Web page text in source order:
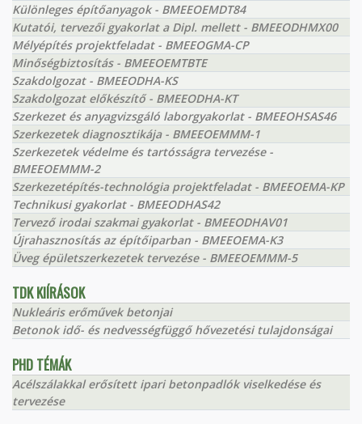
Különleges építőanyagok - BMEEOEMDT84
Kutatói, tervezői gyakorlat a Dipl. mellett - BMEEODHMX00
Mélyépítés projektfeladat - BMEEOGMA-CP
Minőségbiztosítás - BMEEOEMTBTE
Szakdolgozat - BMEEODHA-KS
Szakdolgozat előkészítő - BMEEODHA-KT
Szerkezet és anyagvizsgáló laborgyakorlat - BMEEOHSAS46
Szerkezetek diagnosztikája - BMEEOEMMM-1
Szerkezetek védelme és tartósságra tervezése -
BMEEOEMMM-2
Szerkezetépítés-technológia projektfeladat - BMEEOEMA-KP
Technikusi gyakorlat - BMEEODHAS42
Tervező irodai szakmai gyakorlat - BMEEODHAV01
Újrahasznosítás az építőiparban - BMEEOEMA-K3
Üveg épületszerkezetek tervezése - BMEEOEMMM-5
TDK KIÍRÁSOK
Nukleáris erőművek betonjai
Betonok idő- és nedvességfüggő hővezetési tulajdonságai
PHD TÉMÁK
Acélszálakkal erősített ipari betonpadlók viselkedése és
tervezése